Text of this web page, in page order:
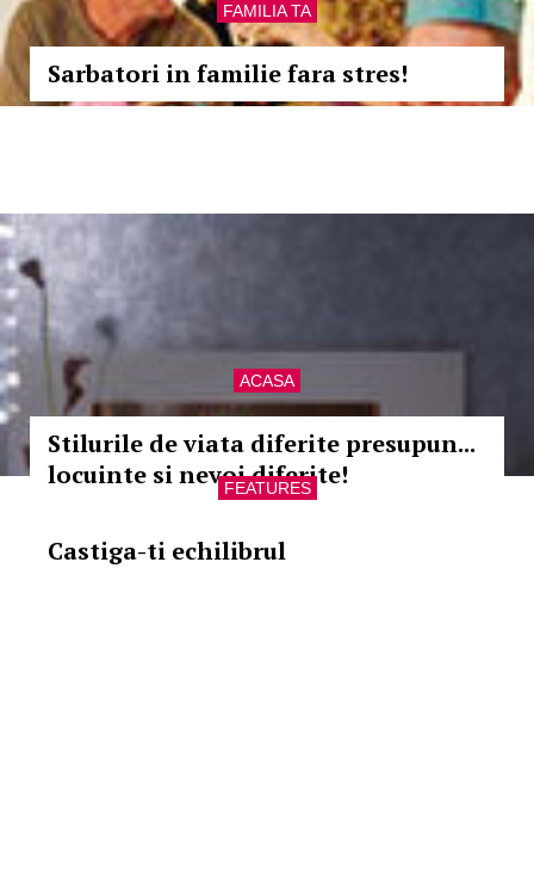
FAMILIA TA
Sarbatori in familie fara stres!
ACASA
Stilurile de viata diferite presupun...
locuinte si nevoi diferite!
FEATURES
Castiga-ti echilibrul